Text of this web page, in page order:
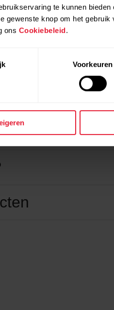
te kunnen
gewenste knop om het
ons Cookiebeleid.
Voorkeuren